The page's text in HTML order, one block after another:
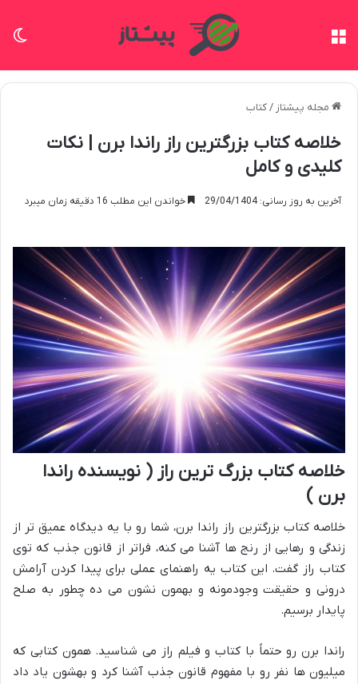
مجله پیشتاز /کتاب
خلاصه کتاب بزرگترین راز راندا برن | نکات
کلیدی و کامل
آخرین به روز رسانی: 29/04/1404 خواندن این مطلب 16 دقیقه زمان میبرد
خلاصه کتاب بزرگ ترین راز ( نویسنده راندا
برن )
خلاصه کتاب بزرگترین راز راندا برن، شما رو با یه دیدگاه عمیق تر از
زندگی و رهایی از رنج ها آشنا می کنه، فراتر از قانون جذب که توی
کتاب راز گفت. این کتاب یه راهنمای عملی برای پیدا کردن آرامش
درونی و حقیقت وجودمونه و بهمون نشون می ده چطور به صلح
پایدار برسیم.
راندا برن رو حتماً با کتاب و فیلم راز می شناسید. همون کتابی که
میلیون ها نفر رو با مفهوم قانون جذب آشنا کرد و بهشون یاد داد